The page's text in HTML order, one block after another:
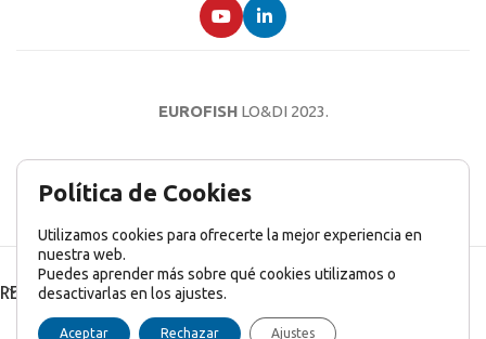
EUROFISHLO&DI 2023.
AVISO LEGAL POLÍTICA DE PRIVACIDAD
RECENT POSTS
Política de Cookies
Utilizamos cookies para ofrecerte la mejor experiencia en
nuestra web.
Puedes aprender más sobre qué cookies utilizamos o
desactivarlas en los ajustes.
Aceptar Rechazar Ajustes
English Inglés) Français(Francés